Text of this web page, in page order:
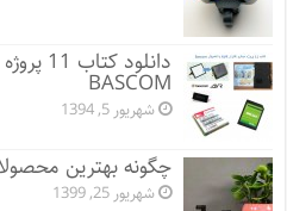
BASCOM
شهریور 5, 1394
چگونه بهترین
شهریور 25, 1399